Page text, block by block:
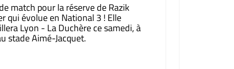
match pour la réserve de Razik
qui évolue en National 3 ! Elle
Lyon - La Duchère ce samedi, à
stade Aimé-Jacquet.